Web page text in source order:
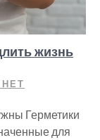
жизнь
Герметики
для